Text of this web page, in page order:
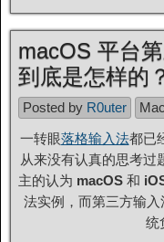
macOS 平台
到底是怎样的
Posted by R0uter
一转眼落格输入法都已
从来没有认真的思考过
主的认为 macOS 和
法实例，而第三方输
统